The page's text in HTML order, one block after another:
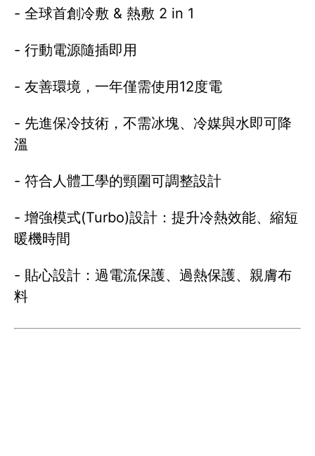
- 全球首創冷敷 & 熱敷 2 in 1
- 行動電源隨插即用
- 友善環境，一年僅需使用12度電
- 先進保冷技術，不需冰塊、冷媒與水即可降
溫
- 符合人體工學的頸圍可調整設計
- 增強模式(Turbo)設計：提升冷熱效能、縮短
暖機時間
- 貼心設計：過電流保護、過熱保護、親膚布
料